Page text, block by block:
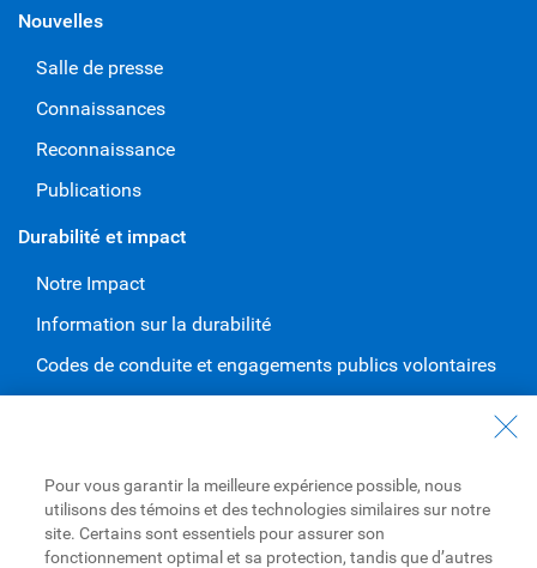
Nouvelles
Salle de presse
Connaissances
Reconnaissance
Publications
Durabilité et impact
Notre Impact
Information sur la durabilité
Codes de conduite et engagements publics volontaires
Diversité et inclusion à RBC
Devenir un fournisseur
Pour vous garantir la meilleure expérience possible, nous
utilisons des témoins et des technologies similaires sur notre
site. Certains sont essentiels pour assurer son
fonctionnement optimal et sa protection, tandis que d’autres